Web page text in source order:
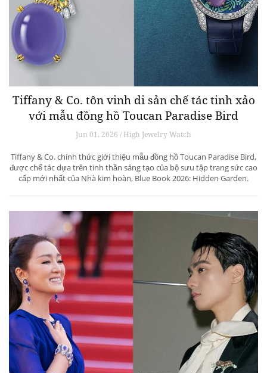
Tiffany & Co. tôn vinh di sản chế tác tinh xảo
với mẫu đồng hồ Toucan Paradise Bird
Jun 01, 2026 / High Jewelry Watch
Tiffany & Co. chính thức giới thiệu mẫu đồng hồ Toucan Paradise Bird,
được chế tác dựa trên tinh thần sáng tạo của bộ sưu tập trang sức cao
cấp mới nhất của Nhà kim hoàn, Blue Book 2026: Hidden Garden.